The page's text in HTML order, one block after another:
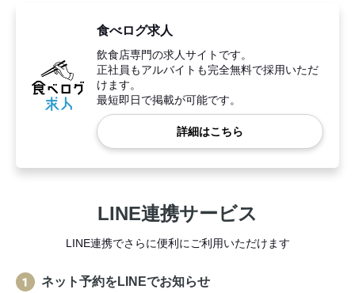
食べログ求人
飲食店専門の求人サイトです。
正社員もアルバイトも完全無料で採用いただ
けます。
最短即日で掲載が可能です。
詳細はこちら
LINE連携サービス
LINE連携でさらに便利にご利用いただけます
ネット予約をLINEでお知らせ